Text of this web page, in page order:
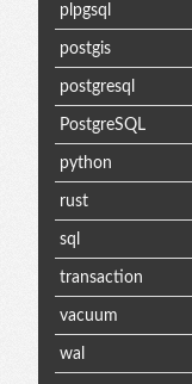
plpgsql
postgis
postgresql
PostgreSQL
python
rust
sql
transaction
vacuum
wal